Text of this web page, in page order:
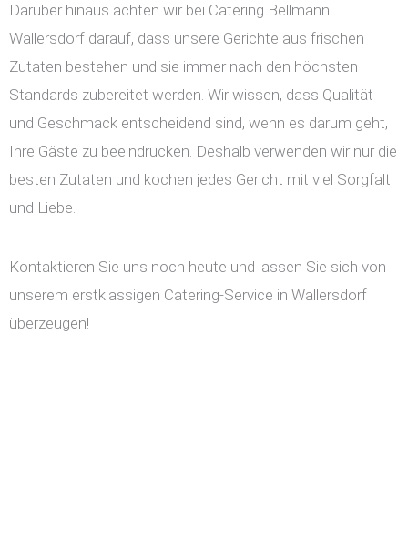
Darüber hinaus achten wir bei Catering Bellmann
Wallersdorf darauf, dass unsere Gerichte aus frischen
Zutaten bestehen und sie immer nach den höchsten
Standards zubereitet werden. Wir wissen, dass Qualität
und Geschmack entscheidend sind, wenn es darum geht,
Ihre Gäste zu beeindrucken. Deshalb verwenden wir nur die
besten Zutaten und kochen jedes Gericht mit viel Sorgfalt
und Liebe.
Kontaktieren Sie uns noch heute und lassen Sie sich von
unserem erstklassigen Catering-Service in Wallersdorf
überzeugen!